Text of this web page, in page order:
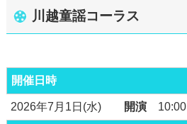
川越童謡コーラス
開催日時
2026年7月1日(水) 開演10:00